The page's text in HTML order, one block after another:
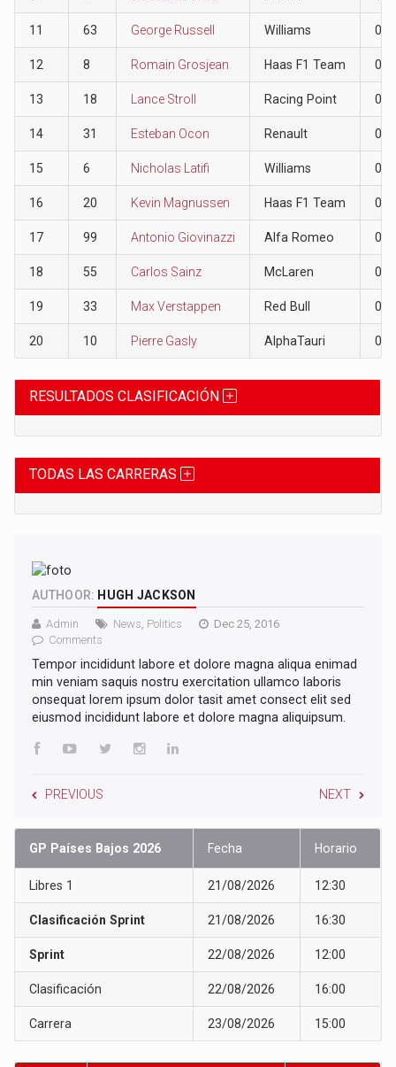
11 63 George Russell Williams 0
12 8 Romain Grosjean Haas F1 Team 0
13 18 Lance Stroll Racing Point 0
14 31 Esteban Ocon Renault 0
15 6 Nicholas Latifi Williams 0
16 20 Kevin Magnussen Haas F1 Team 0
17 99 Antonio Giovinazzi Alfa Romeo 0
18 55 Carlos Sainz McLaren 0
19 33 Max Verstappen Red Bull 0
20 10 Pierre Gasly AlphaTauri 0
RESULTADOS CLASIFICACIÓN
TODAS LAS CARRERAS
AUTHOOR: HUGH JACKSON
Admin News Politics
Dec 25, 2016
Comments
Tempor incididunt labore et dolore magna aliqua enimad
min veniam saquis nostru exercitation ullamco laboris
onsequat lorem ipsum dolor tasit amet consect elit sed
eiusmod incididunt labore et dolore magna aliquipsum.
PREVIOUS NEXT
GP Países Bajos 2026 Fecha Horario
Libres 1 21/08/2026 12:30
Clasificación Sprint 21/08/2026 16:30
Sprint 22/08/2026 12:00
Clasificación 22/08/2026 16:00
Carrera 23/08/2026 15:00